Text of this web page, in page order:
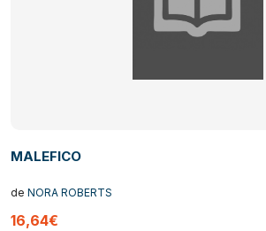
MALEFICO
de NORA ROBERTS
16,64€